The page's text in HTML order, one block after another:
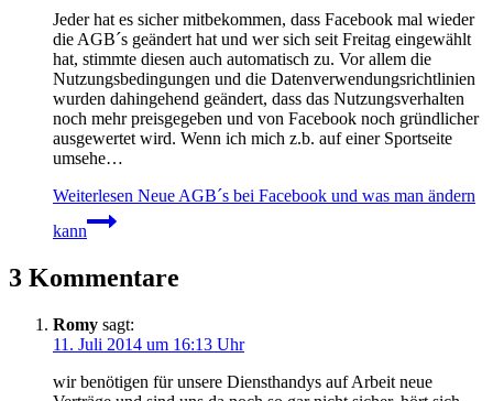
Jeder hat es sicher mitbekommen, dass Facebook mal wieder
die AGB´s geändert hat und wer sich seit Freitag eingewählt
hat, stimmte diesen auch automatisch zu. Vor allem die
Nutzungsbedingungen und die Datenverwendungsrichtlinien
wurden dahingehend geändert, dass das Nutzungsverhalten
noch mehr preisgegeben und von Facebook noch gründlicher
ausgewertet wird. Wenn ich mich z.b. auf einer Sportseite
umsehe…
Weiterlesen Neue AGB´s bei Facebook und was man ändern
kann
3 Kommentare
Romy sagt:
11. Juli 2014 um 16:13 Uhr
wir benötigen für unsere Diensthandys auf Arbeit neue